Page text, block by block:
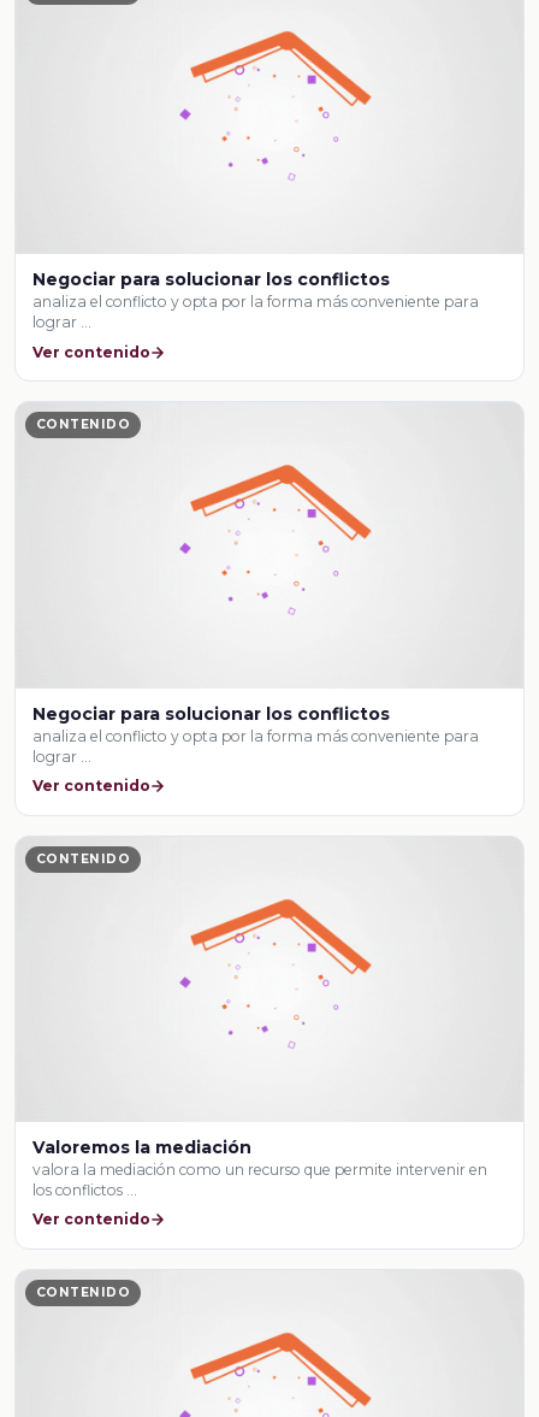
Negociar para solucionar los conflictos
analiza el conflicto y opta por la forma más conveniente para
lograr …
Ver contenido
CONTENIDO
Negociar para solucionar los conflictos
analiza el conflicto y opta por la forma más conveniente para
lograr …
Ver contenido
CONTENIDO
Valoremos la mediación
valora la mediación como un recurso que permite intervenir en
los conflictos …
Ver contenido
CONTENIDO